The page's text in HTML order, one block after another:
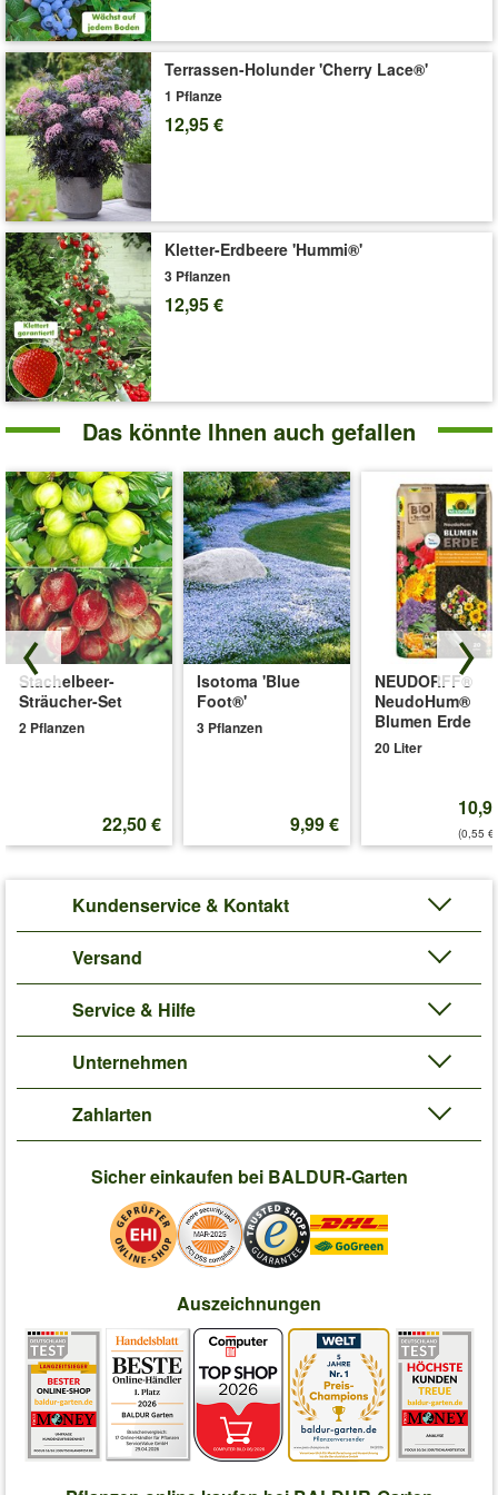
Terrassen-Holunder 'Cherry Lace®'
1 Pflanze
12,95 €
Kletter-Erdbeere 'Hummi®'
3 Pflanzen
12,95 €
Das könnte Ihnen auch gefallen
Stachelbeer-
Sträucher-Set
2 Pflanzen
22,50 €
Isotoma 'Blue
Foot®'
3 Pflanzen
9,99 €
NEUDORFF®
NeudoHum®
Blumen Erde
20 Liter
(0,55
Kundenservice & Kontakt
Versand
Service & Hilfe
Unternehmen
Zahlarten
Sicher einkaufen bei BALDUR-Garten
Auszeichnungen